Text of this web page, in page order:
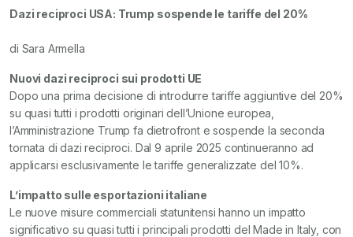
Dazi reciproci USA: Trump sospende le tariffe del 20%
di Sara Armella
Nuovi dazi reciproci sui prodotti UE
Dopo una prima decisione di introdurre tariffe aggiuntive del 20%
su quasi tutti i prodotti originari dell’Unione europea,
l’Amministrazione Trump fa dietrofront e sospende la seconda
tornata di dazi reciproci. Dal 9 aprile 2025 continueranno ad
applicarsi esclusivamente le tariffe generalizzate del 10%.
L’impatto sulle esportazioni italiane
Le nuove misure commerciali statunitensi hanno un impatto
significativo su quasi tutti i principali prodotti del Made in Italy, con